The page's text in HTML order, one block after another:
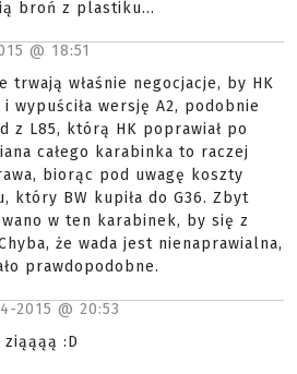
broń z plastiku...
@ 18:51
trwają właśnie negocjacje, by HK
i wypuściła wersję A2, podobnie
z L85, którą HK poprawiał po
całego karabinka to raczej
biorąc pod uwagę koszty
który BW kupiła do G36. Zbyt
w ten karabinek, by się z
że wada jest nienaprawialna,
prawdopodobne.
2015 @ 20:53
ziąąąą :D